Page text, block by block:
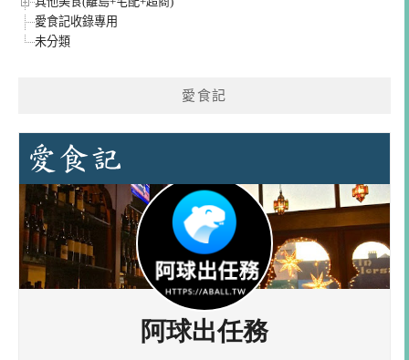
愛食記收錄專用
未分類
愛食記